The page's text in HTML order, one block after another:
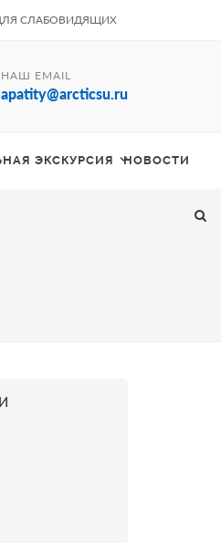
СЛАБОВИДЯЩИХ
НАШ EMAIL
apatity@arcticsu.ru
ЭКСКУРСИЯ НОВОСТИ